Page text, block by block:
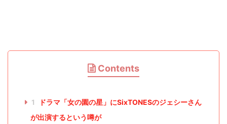
Contents
1
ドラマ「女の園の星」にSixTONESのジェシーさん
が出演するという噂が